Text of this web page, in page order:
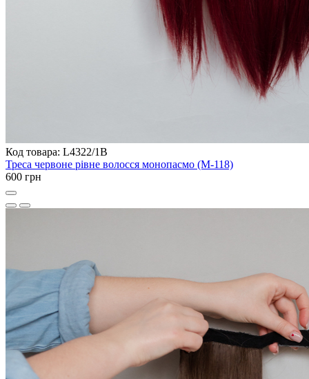
Код товара: L4322/1B
Треса червоне рівне волосся монопасмо (M-118)
600 грн